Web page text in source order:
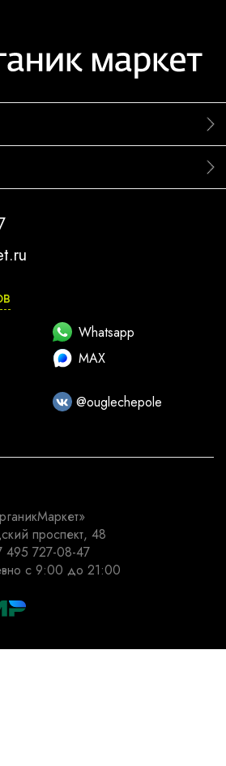
Whatsapp
MAX
@ouglechepole
проспект, 48
495 727-08-47
с 9:00 до 21:00